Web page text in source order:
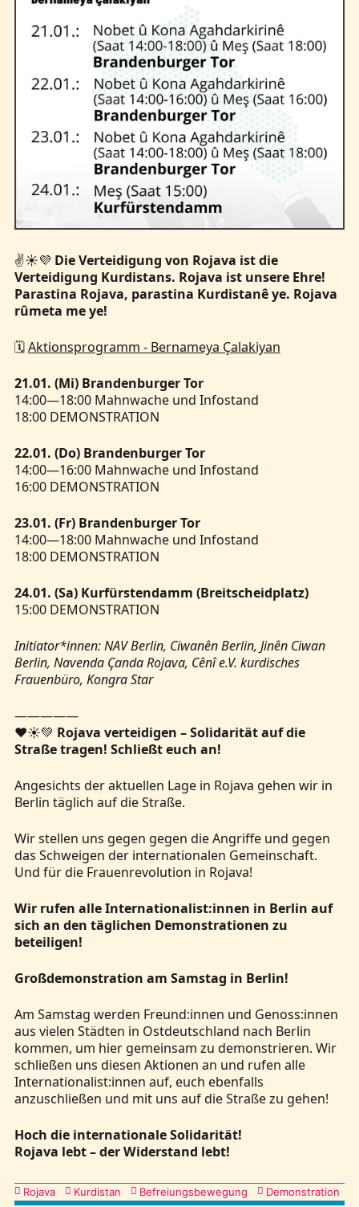
✌️☀️💜 Die Verteidigung von Rojava ist die
Verteidigung Kurdistans. Rojava ist unsere Ehre!
Parastina Rojava, parastina Kurdistanê ye. Rojava
rûmeta me ye!
🗓️Aktionsprogramm - Bernameya Çalakiyan
21.01. (Mi) Brandenburger Tor
14:00—18:00 Mahnwache und Infostand
18:00 DEMONSTRATION
22.01. (Do) Brandenburger Tor
14:00—16:00 Mahnwache und Infostand
16:00 DEMONSTRATION
23.01. (Fr) Brandenburger Tor
14:00—18:00 Mahnwache und Infostand
18:00 DEMONSTRATION
24.01. (Sa) Kurfürstendamm (Breitscheidplatz)
15:00 DEMONSTRATION
Initiator*innen: NAV Berlin, Ciwanên Berlin, Jinên Ciwan
Berlin, Navenda Çanda Rojava, Cênî e.V. kurdisches
Frauenbüro, Kongra Star
—————
❤️☀️💚 Rojava verteidigen – Solidarität auf die
Straße tragen! Schließt euch an!
Angesichts der aktuellen Lage in Rojava gehen wir in
Berlin täglich auf die Straße.
Wir stellen uns gegen gegen die Angriffe und gegen
das Schweigen der internationalen Gemeinschaft.
Und für die Frauenrevolution in Rojava!
Wir rufen alle Internationalist:innen in Berlin auf
sich an den täglichen Demonstrationen zu
beteiligen!
Großdemonstration am Samstag in Berlin!
Am Samstag werden Freund:innen und Genoss:innen
aus vielen Städten in Ostdeutschland nach Berlin
kommen, um hier gemeinsam zu demonstrieren. Wir
schließen uns diesen Aktionen an und rufen alle
Internationalist:innen auf, euch ebenfalls
anzuschließen und mit uns auf die Straße zu gehen!
Hoch die internationale Solidarität!
Rojava lebt – der Widerstand lebt!
Kategorien
Rojava Kurdistan Befreiungsbewegung Demonstration